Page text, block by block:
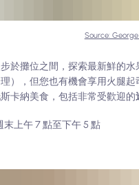
Source:
於攤位之間，探索最新鮮的
），但您也有機會享用火腿
卡納美食，包括非常受歡迎的
上午 7 點至下午 5 點